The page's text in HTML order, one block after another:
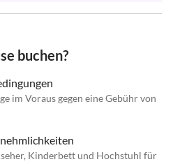
buchen?
im Voraus gegen eine Gebühr von
Kinderbett und Hochstuhl für